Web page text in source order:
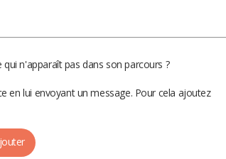
n'apparaît pas dans son parcours ?
en lui envoyant un message. Pour cela ajoutez